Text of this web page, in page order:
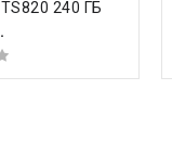
240 ГБ